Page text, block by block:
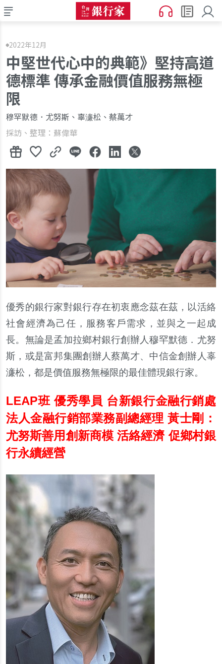
2022年12月
中堅世代心中的典範》堅持高道
德標準 傳承金融價值服務無極
限
穆罕默德．尤努斯、辜濓松、蔡萬才
採訪、整理：蘇偉華
優秀的銀行家對銀行存在初衷應念茲在茲，以活絡
社會經濟為己任，服務客戶需求，並與之一起成
長。無論是孟加拉鄉村銀行創辦人穆罕默德．尤努
斯，或是富邦集團創辦人蔡萬才、中信金創辦人辜
濓松，都是價值服務無極限的最佳體現銀行家。
LEAP班 優秀學員 台新銀行金融行銷處
法人金融行銷部業務副總經理 黃士剛：
尤努斯善用創新商模 活絡經濟 促鄉村銀
行永續經營